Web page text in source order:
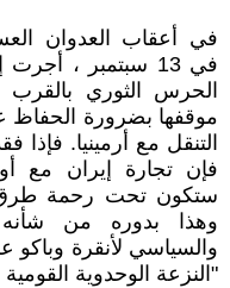
في أعقاب العدوان
في 13 سبتمبر ،
الحرس الثوري بالقرب
موقفها بضرورة
التنقل مع أرمينيا.
ستكون تحت رحمة طرق
وهذا بدوره من شأنه
والسياسي لأنقرة
"النزعة الوحدوية القومية